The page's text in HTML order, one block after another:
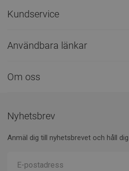
Kundservice
Användbara länkar
Om oss
Nyhetsbrev
Anmäl dig till nyhetsbrevet och håll